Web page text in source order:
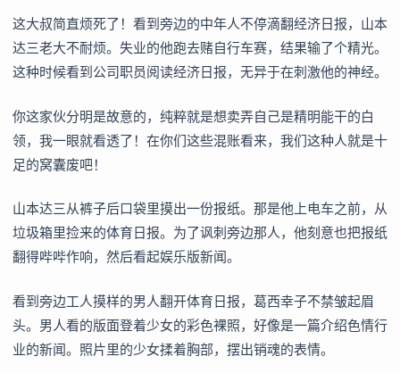
这大叔简直烦死了！看到旁边的中年人不停滴翻经济日报，山本
达三老大不耐烦。失业的他跑去赌自行车赛，结果输了个精光。
这种时候看到公司职员阅读经济日报，无异于在刺激他的神经。
你这家伙分明是故意的，纯粹就是想卖弄自己是精明能干的白
领，我一眼就看透了！在你们这些混账看来，我们这种人就是十
足的窝囊废吧！
山本达三从裤子后口袋里摸出一份报纸。那是他上电车之前，从
垃圾箱里捡来的体育日报。为了讽刺旁边那人，他刻意也把报纸
翻得哔哔作响，然后看起娱乐版新闻。
看到旁边工人摸样的男人翻开体育日报，葛西幸子不禁皱起眉
头。男人看的版面登着少女的彩色裸照，好像是一篇介绍色情行
业的新闻。照片里的少女揉着胸部，摆出销魂的表情。